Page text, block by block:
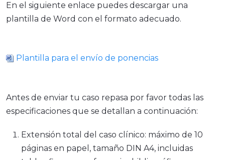
En el siguiente enlace puedes descargar una
plantilla de Word con el formato adecuado.
Plantilla para el envío de ponencias
Antes de enviar tu caso repasa por favor todas las
especificaciones que se detallan a continuación:
Extensión total del caso clínico: máximo de 10
páginas en papel, tamaño DIN A4, incluidas